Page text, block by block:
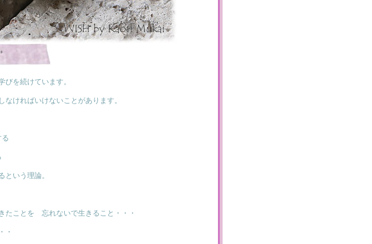
を続けています。
ければいけないことがあります。
る
いう理論。
ことを 忘れないで生きること・・・
・